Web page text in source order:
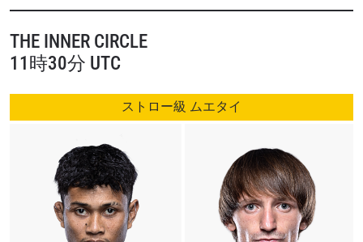
THE INNER CIRCLE
11時30分 UTC
ストロー級 ムエタイ